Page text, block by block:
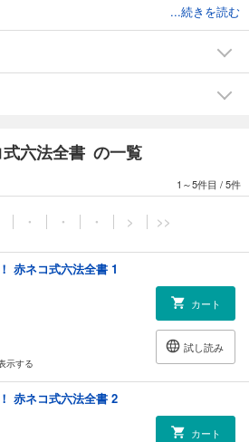
...続きを読む
六法全書 の一覧
1～5件目 /5件
・ ・ ・ > >>
赤ネコ式六法全書 1
カート
試し読み
示する
赤ネコ式六法全書 2
カート